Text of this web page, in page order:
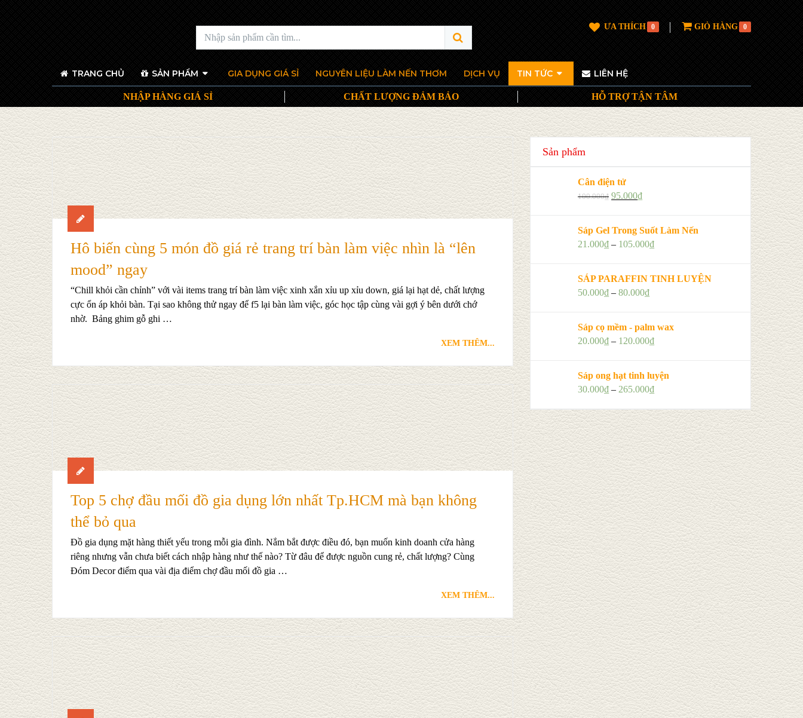
ƯA THÍCH 0 GIỎ HÀNG 0
TRANG CHỦ SẢN PHẨM GIA DỤNG GIÁ SỈ NGUYÊN LIỆU LÀM NẾN THƠM DỊCH VỤ TIN TỨC LIÊN HỆ
NHẬP HÀNG GIÁ SỈ CHẤT LƯỢNG ĐẢM BẢO HỖ TRỢ TẬN TÂM
Hô biến cùng 5 món đồ giá rẻ trang trí bàn làm việc nhìn là “lên
mood” ngay
“Chill khỏi cần chỉnh” với vài items trang trí bàn làm việc xinh xắn xỉu up xỉu down, giá lại hạt dẻ, chất lượng
cực ổn áp khỏi bàn. Tại sao không thử ngay để f5 lại bàn làm việc, góc học tập cùng vài gợi ý bên dưới chớ
nhờ. Bảng ghim gỗ ghi …
XEM THÊM...
Top 5 chợ đầu mối đồ gia dụng lớn nhất Tp.HCM mà bạn không
thể bỏ qua
Đồ gia dụng mặt hàng thiết yếu trong mỗi gia đình. Nắm bắt được điều đó, bạn muốn kinh doanh cửa hàng
riêng nhưng vẫn chưa biết cách nhập hàng như thế nào? Từ đâu để được nguồn cung rẻ, chất lượng? Cùng
Đóm Decor điểm qua vài địa điểm chợ đầu mối đồ gia …
XEM THÊM...
Sản phẩm
Cân điện tử
100.000₫ 95.000₫
Sáp Gel Trong Suốt Làm Nến
21.000₫ – 105.000₫
SÁP PARAFFIN TINH LUYỆN
50.000₫ –80.000₫
Sáp cọ mềm - palm wax
20.000₫ – 120.000₫
Sáp ong hạt tinh luyện
30.000₫ – 265.000₫